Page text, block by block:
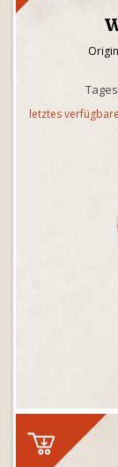
letztes